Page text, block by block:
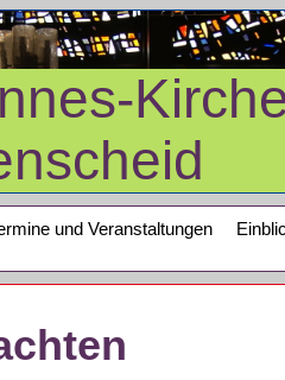
und Veranstaltungen